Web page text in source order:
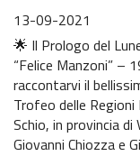
Informazioni e comunicati
Notizie sportive
Recensioni e test
Informazioni e
13-09-2021
🌟 Il Prologo del
“Felice Manzoni” –
raccontarvi il
Trofeo delle
Schio, in provincia
Giovanni Chiozza e